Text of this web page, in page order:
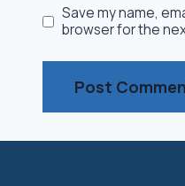
Save my name,
browser for the